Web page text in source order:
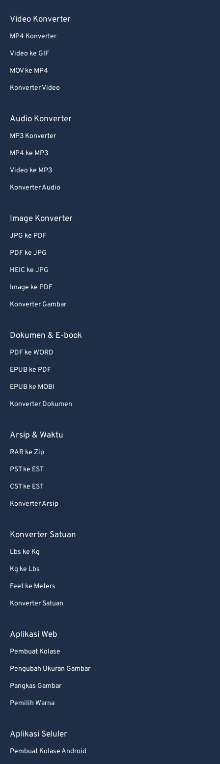
Video Konverter
MP4 Konverter
Video ke GIF
MOV ke MP4
Konverter Video
Audio Konverter
MP3 Konverter
MP4 ke MP3
Video ke MP3
Konverter Audio
Image Konverter
JPG ke PDF
PDF ke JPG
HEIC ke JPG
Image ke PDF
Konverter Gambar
Dokumen & E-book
PDF ke WORD
EPUB ke PDF
EPUB ke MOBI
Konverter Dokumen
Arsip & Waktu
RAR ke Zip
PST ke EST
CST ke EST
Konverter Arsip
Konverter Satuan
Lbs ke Kg
Kg ke Lbs
Feet ke Meters
Konverter Satuan
Aplikasi Web
Pembuat Kolase
Pengubah Ukuran Gambar
Pangkas Gambar
Pemilih Warna
Aplikasi Seluler
Pembuat Kolase Android